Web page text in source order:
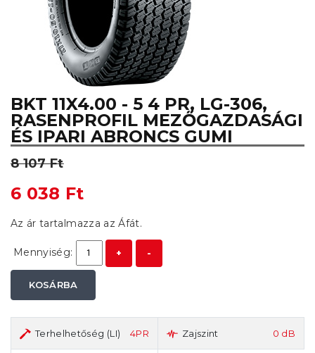
BKT 11X4.00 - 5 4 PR, LG-306,
RASENPROFIL MEZŐGAZDASÁGI
ÉS IPARI ABRONCS GUMI
8 107 Ft
6 038 Ft
Az ár tartalmazza az Áfát.
Mennyiség: + -
KOSÁRBA
Terhelhetőség (LI) 4PR Zajszint 0 dB